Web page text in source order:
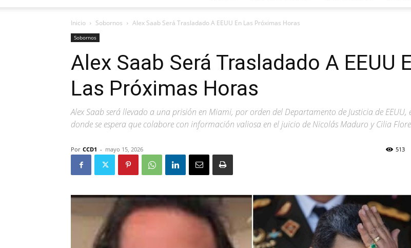
Inicio Sobornos Alex Saab Será Trasladado A EEUU En Las Próximas Horas
Sobornos
Alex Saab Será Trasladado A EEUU
Las Próximas Horas
Alex Saab será llevado a una prisión en Miami, por orden del Departamento de Justicia de EEUU,
donde se espera que colabore con información valiosa en el juicio de Nicolás Maduro y Cilia
Por CCD1 - mayo 15, 2026 513